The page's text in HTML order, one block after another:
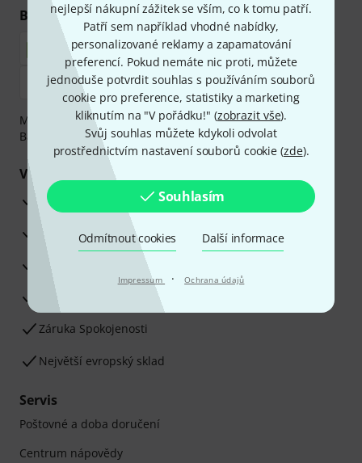
nejlepší nákupní zážitek se vším, co k tomu patří.
Patří sem například vhodné nabídky,
personalizované reklamy a zapamatování
preferencí. Pokud nemáte nic proti, můžete
jednoduše potvrdit souhlas s používáním souborů
cookie pro preference, statistiky a marketing
kliknutím na "V pořádku!" (zobrazit vše).
Svůj souhlas můžete kdykoli odvolat
prostřednictvím nastavení souborů cookie (zde).
Souhlasím
Odmítnout cookies Další informace
Impressum · Ochrana údajů
Bezpečný nákup i platba
Můžete bezpečně platit těmito metodami: Dobírka,
Bankovní převod, PayPal nebo Kreditní karta.
Vaše výhody
3letá záruka firmy Thomann
30denní záruka vrácení peněz
Záruka Spokojenosti
Největší evropský sklad
Servis
Poštovné a doba doručení
Centrum nápovědy